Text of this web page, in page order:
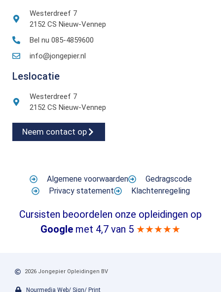
Westerdreef 7
2152 CS Nieuw-Vennep
Bel nu 085-4859600
info@jongepier.nl
Leslocatie
Westerdreef 7
2152 CS Nieuw-Vennep
Neem contact op
Algemene voorwaarden
Gedragscode
Privacy statement
Klachtenregeling
Cursisten beoordelen onze opleidingen op
Google met 4,7 van 5 ★★★★★
2026 Jongepier Opleidingen BV
Nourmedia Web/ Sign/ Print